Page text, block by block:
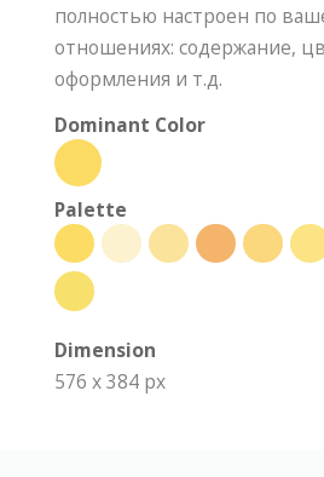
полностью настроен по
отношениях: содержание,
оформления и т.д.
Dominant Color
Palette
Dimension
576 x 384 px